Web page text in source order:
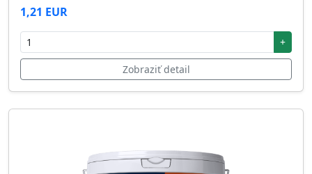
1,21 EUR
+
Zobraziť detail